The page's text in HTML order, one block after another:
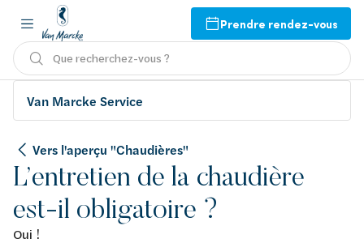
Prendre rendez-vous
Que recherchez-vous ?
Van Marcke Service
Vers l'aperçu "Chaudières"
L’entretien de la chaudière
est-il obligatoire ?
Oui !